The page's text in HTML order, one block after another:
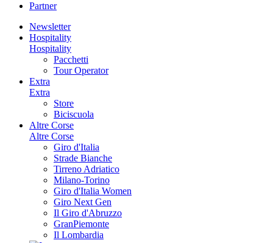
Partner
Newsletter
Hospitality
Hospitality
Pacchetti
Tour Operator
Extra
Extra
Store
Biciscuola
Altre Corse
Altre Corse
Giro d'Italia
Strade Bianche
Tirreno Adriatico
Milano-Torino
Giro d'Italia Women
Giro Next Gen
Il Giro d'Abruzzo
GranPiemonte
Il Lombardia